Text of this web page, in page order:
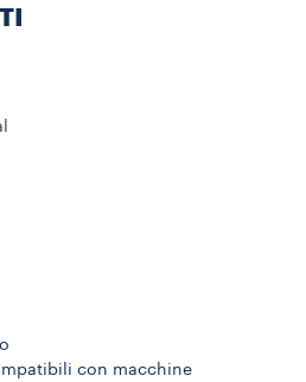
con macchine